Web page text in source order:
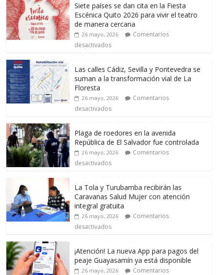
Siete países se dan cita en la Fiesta
Escénica Quito 2026 para vivir el teatro
de manera cercana
26 mayo, 2026
Comentarios
desactivados
Las calles Cádiz, Sevilla y Pontevedra se
suman a la transformación vial de La
Floresta
26 mayo, 2026
Comentarios
desactivados
Plaga de roedores en la avenida
República de El Salvador fue controlada
26 mayo, 2026
Comentarios
desactivados
La Tola y Turubamba recibirán las
Caravanas Salud Mujer con atención
integral gratuita
26 mayo, 2026
Comentarios
desactivados
¡Atención! La nueva App para pagos del
peaje Guayasamín ya está disponible
26 mayo, 2026
Comentarios